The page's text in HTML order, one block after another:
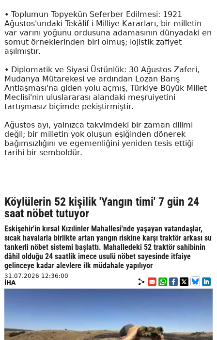
• Toplumun Topyekûn Seferber Edilmesi: 1921
Ağustos'undaki Tekâlif-i Milliye Kararları, bir milletin
var varını yoğunu ordusuna adamasının dünyadaki en
somut örneklerinden biri olmuş; lojistik zafiyet
aşılmıştır.
• Diplomatik ve Siyasi Üstünlük: 30 Ağustos Zaferi,
Mudanya Mütarekesi ve ardından Lozan Barış
Antlaşması'na giden yolu açmış, Türkiye Büyük Millet
Meclisi'nin uluslararası alandaki meşruiyetini
tartışmasız biçimde pekiştirmiştir.
Ağustos ayı, yalnızca takvimdeki bir zaman dilimi
değil; bir milletin yok oluşun eşiğinden dönerek
bağımsızlığını ve egemenliğini yeniden tesis ettiği
tarihi bir semboldür.
Köylülerin 52 kişilik 'Yangın timi' 7 gün 24
saat nöbet tutuyor
Eskişehir'in kırsal Kızılinler Mahallesi'nde yaşayan vatandaşlar,
sıcak havalarla birlikte artan yangın riskine karşı traktör arkası su
tankerli nöbet sistemi başlattı. Mahalledeki 52 traktör sahibinin
dâhil olduğu 24 saatlik imece usulü nöbet sayesinde itfaiye
gelinceye kadar alevlere ilk müdahale yapılıyor
31.07.2026 12:36:00
İHA